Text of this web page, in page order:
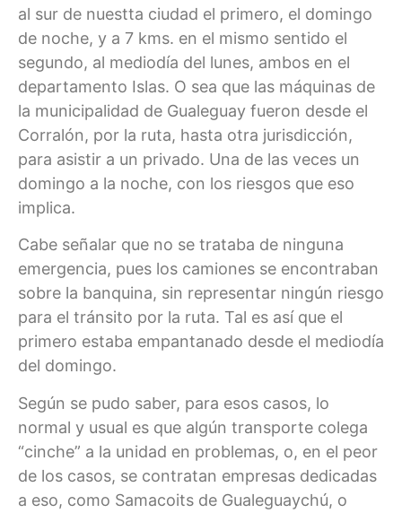
al sur de nuestta ciudad el primero, el domingo
de noche, y a 7 kms. en el mismo sentido el
segundo, al mediodía del lunes, ambos en el
departamento Islas. O sea que las máquinas de
la municipalidad de Gualeguay fueron desde el
Corralón, por la ruta, hasta otra jurisdicción,
para asistir a un privado. Una de las veces un
domingo a la noche, con los riesgos que eso
implica.
Cabe señalar que no se trataba de ninguna
emergencia, pues los camiones se encontraban
sobre la banquina, sin representar ningún riesgo
para el tránsito por la ruta. Tal es así que el
primero estaba empantanado desde el mediodía
del domingo.
Según se pudo saber, para esos casos, lo
normal y usual es que algún transporte colega
“cinche” a la unidad en problemas, o, en el peor
de los casos, se contratan empresas dedicadas
a eso, como Samacoits de Gualeguaychú, o